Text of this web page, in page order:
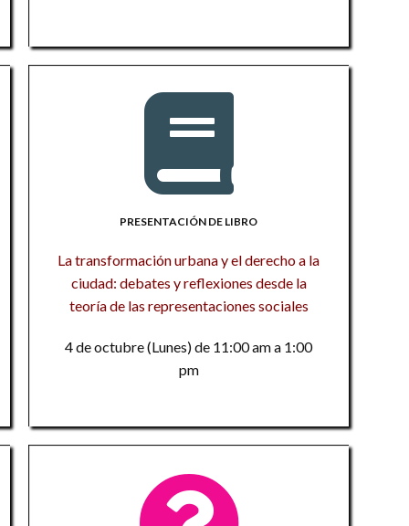
PRESENTACIÓN DE LIBRO
La transformación urbana y el derecho a la
ciudad: debates y reflexiones desde la
teoría de las representaciones sociales
4 de octubre (Lunes) de 11:00 am a 1:00
pm